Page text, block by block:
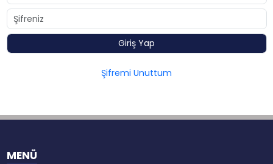
Şifremi Unuttum
MENÜ